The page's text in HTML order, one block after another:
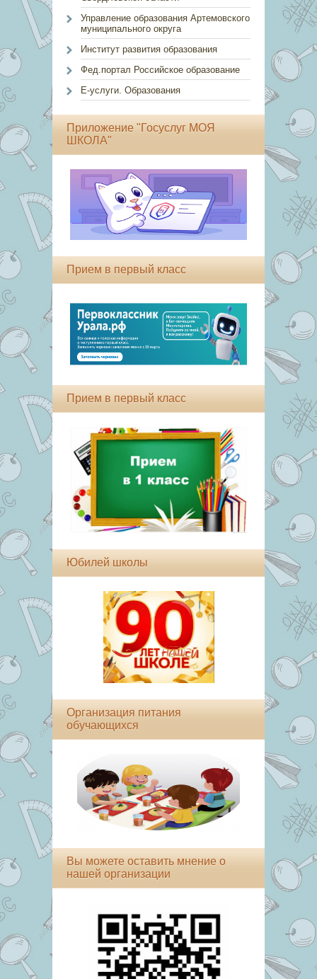
Управление образования Артемовского
муниципального округа
Институт развития образования
Фед.портал Российское образование
Е-услуги. Образования
Приложение "Госуслуг МОЯ
ШКОЛА"
Прием в первый класс
Прием в первый класс
Юбилей школы
Организация питания
обучающихся
Вы можете оставить мнение о
нашей организации